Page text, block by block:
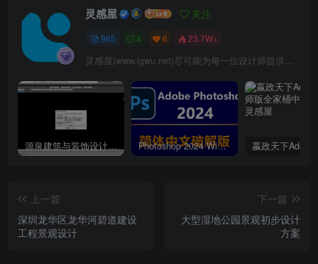
灵感屋 关注
965 4 6 23.7W+
源泉建筑与装饰设计CAD插件工具箱（YQArch 6.7.4） Photoshop 2024 Win|Mac 简体中文破解版安装包下载及安装教程
上一篇
深圳龙华区龙华河碧道建设
工程景观设计
下一篇
大型湿地公园景观初步设计
方案